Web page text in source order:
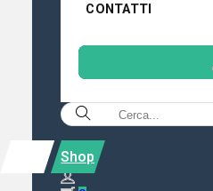
CONTATTI
Shop